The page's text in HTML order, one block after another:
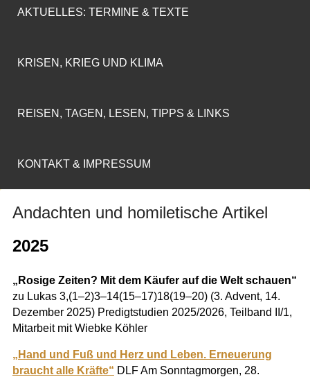
AKTUELLES: TERMINE & TEXTE
KRISEN, KRIEG UND KLIMA
REISEN, TAGEN, LESEN, TIPPS & LINKS
KONTAKT & IMPRESSUM
Andachten und homiletische Artikel
2025
„ Rosige Zeiten? Mit dem Käufer auf die Welt schauen“
zu Lukas 3,(1–2)3–14(15–17)18(19–20) (3. Advent, 14.
Dezember 2025) Predigtstudien 2025/2026, Teilband II/1,
Mitarbeit mit Wiebke Köhler
„Hand und Fuß und Herz und Leben. Erneuerung
braucht alle Kräfte“ DLF Am Sonntagmorgen, 28.